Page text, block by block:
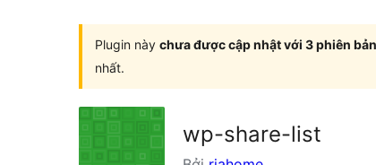
Plugin này chưa được cập nhật với 3 phiên
nhất.
wp-share-list